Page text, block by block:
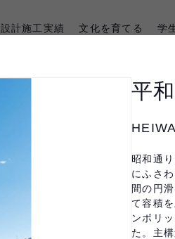
設計施工実績 文化を育てる 学
前田建設
平
昭和通
にふさ
間の円
て容積
ンボリ
た。主